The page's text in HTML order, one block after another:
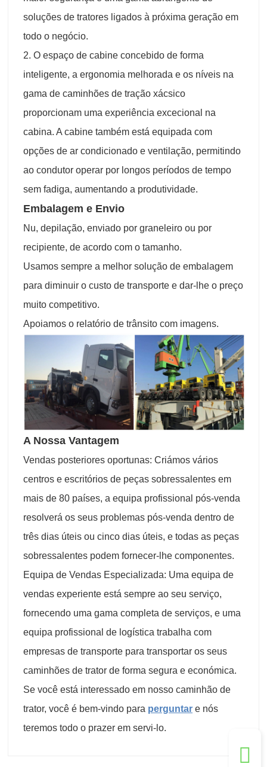
soluções de tratores ligados à próxima geração em
todo o negócio.
2. O espaço de cabine concebido de forma
inteligente, a ergonomia melhorada e os níveis na
gama de caminhões de tração xácsico
proporcionam uma experiência excecional na
cabina. A cabine também está equipada com
opções de ar condicionado e ventilação, permitindo
ao condutor operar por longos períodos de tempo
sem fadiga, aumentando a produtividade.
Embalagem e Envio
Nu, depilação, enviado por graneleiro ou por
recipiente, de acordo com o tamanho.
Usamos sempre a melhor solução de embalagem
para diminuir o custo de transporte e dar-lhe o preço
muito competitivo.
Apoiamos o relatório de trânsito com imagens.
A Nossa Vantagem
Vendas posteriores oportunas: Criámos vários
centros e escritórios de peças sobressalentes em
mais de 80 países, a equipa profissional pós-venda
resolverá os seus problemas pós-venda dentro de
três dias úteis ou cinco dias úteis, e todas as peças
sobressalentes podem fornecer-lhe componentes.
Equipa de Vendas Especializada: Uma equipa de
vendas experiente está sempre ao seu serviço,
fornecendo uma gama completa de serviços, e uma
equipa profissional de logística trabalha com
empresas de transporte para transportar os seus
caminhões de trator de forma segura e económica.
Se você está interessado em nosso caminhão de
trator, você é bem-vindo para perguntar e nós
teremos todo o prazer em servi-lo.